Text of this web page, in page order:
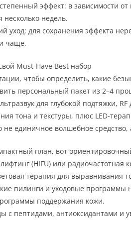
эффект: в зависимости от
несколько недель.
для сохранения эффекта
чаще.
Must-Have Best набор
чтобы определить, какие
персональный пакет из 2–4
для глубокой подтяжки,
тона и текстуры, плюс LED-
не единичное волшебное
план, вот
(HIFU) или радиочастотная
терапия для выравнивания
пилинги и уходовые программы
поддержания кожи.
с пептидами, антиоксидантами